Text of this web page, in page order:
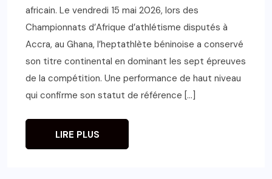
africain. Le vendredi 15 mai 2026, lors des
Championnats d’Afrique d’athlétisme disputés à
Accra, au Ghana, l’heptathlète béninoise a conservé
son titre continental en dominant les sept épreuves
de la compétition. Une performance de haut niveau
qui confirme son statut de référence […]
LIRE PLUS